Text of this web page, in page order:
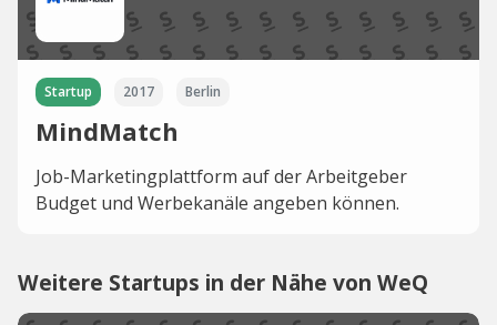
Startup 2017 Berlin
MindMatch
Job-Marketingplattform auf der Arbeitgeber
Budget und Werbekanäle angeben können.
Weitere Startups in der Nähe von WeQ